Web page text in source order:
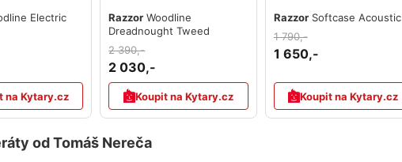
Electric
na Kytary.cz
Razzor Woodline
Dreadnought Tweed
2 390,-
2 030,-
Koupit na Kytary.cz
Razzor Softcase Acoustic
1 790,-
1 650,-
Koupit na Kytary.cz
od Tomáš Nereča